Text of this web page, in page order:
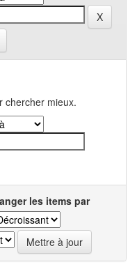
chercher mieux.
les items par